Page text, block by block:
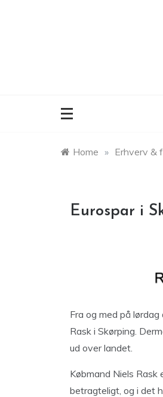
Home » Erhverv &
Eurospar i
Fra og med på
Rask i Skørping.
ud over landet.
Købmand Niels
betragteligt, og i det